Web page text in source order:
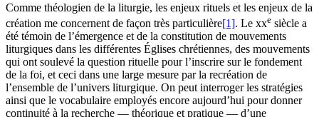
Comme théologien de la liturgie, les enjeux rituels et les enjeux de la
création me concernent de façon très particulière[1]. Le xxe siècle a
été témoin de l’émergence et de la constitution de mouvements
liturgiques dans les différentes Églises chrétiennes, des mouvements
qui ont soulevé la question rituelle pour l’inscrire sur le fondement
de la foi, et ceci dans une large mesure par la recréation de
l’ensemble de l’univers liturgique. On peut interroger les stratégies
ainsi que le vocabulaire employés encore aujourd’hui pour donner
continuité à la recherche — théorique et pratique — d’une